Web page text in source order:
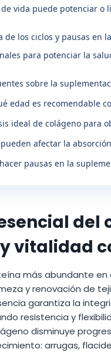
vida puede potenciar o
de los ciclos y pausas en
para potenciar la
sobre la
edad es recomendable
ideal de colágeno para
afectar la
pausas en la
del
vitalidad
más abundante en
y renovación de
garantiza la
resistencia y
disminuye
arrugas,